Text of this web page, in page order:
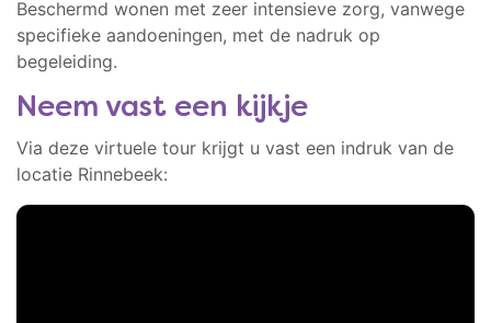
Beschermd wonen met zeer intensieve zorg, vanwege
specifieke aandoeningen, met de nadruk op
begeleiding.
Neem vast een kijkje
Via deze virtuele tour krijgt u vast een indruk van de
locatie Rinnebeek: